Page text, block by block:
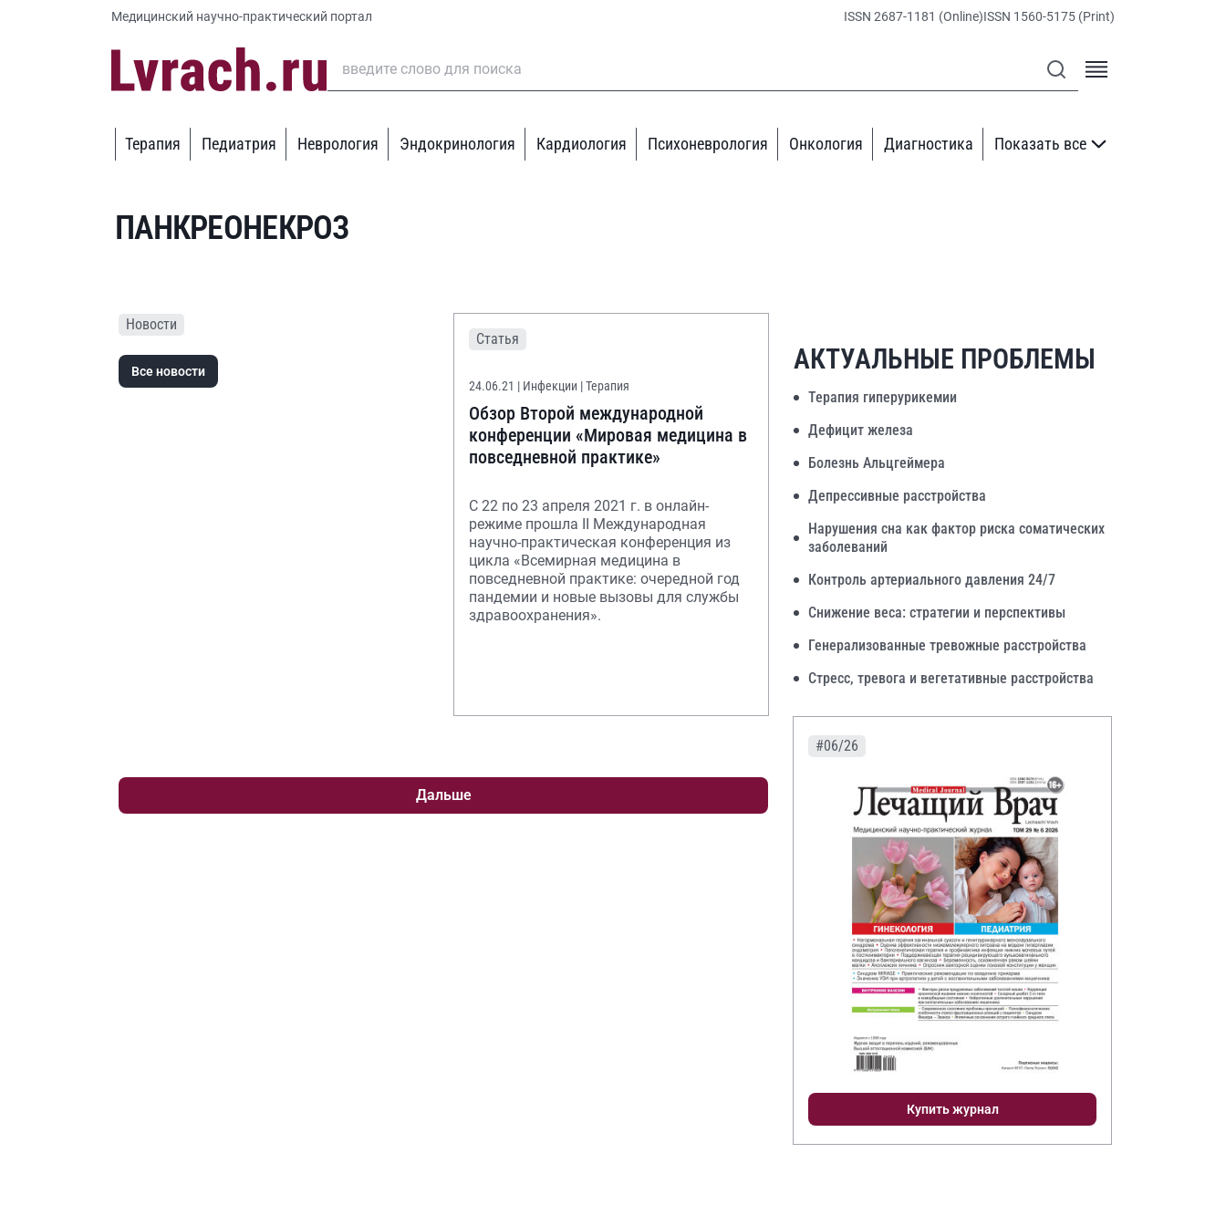
Медицинский научно-практический портал ISSN 2687-1181 (Online)ISSN 1560-5175 (Print)
Терапия Педиатрия Неврология Эндокринология Кардиология Психоневрология Онкология Диагностика Показать все
ПАНКРЕОНЕКРОЗ
Новости
Все новости
Статья
24.06.21 | Инфекции | Терапия
Обзор Второй международной
конференции «Мировая медицина в
повседневной практике»
С 22 по 23 апреля 2021 г. в онлайн-
режиме прошла II Международная
научно-практическая конференция из
цикла «Всемирная медицина в
повседневной практике: очередной год
пандемии и новые вызовы для службы
здравоохранения».
Дальше
АКТУАЛЬНЫЕ ПРОБЛЕМЫ
Терапия гиперурикемии
Дефицит железа
Болезнь Альцгеймера
Депрессивные расстройства
Нарушения сна как фактор риска соматических
заболеваний
Контроль артериального давления 24/7
Снижение веса: стратегии и перспективы
Генерализованные тревожные расстройства
Стресс, тревога и вегетативные расстройства
#06/26
Купить журнал